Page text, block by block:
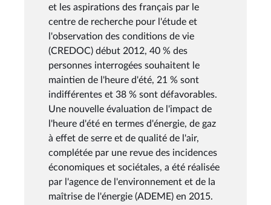
et les aspirations des français par le
centre de recherche pour l'étude et
l'observation des conditions de vie
(CREDOC) début 2012, 40 % des
personnes interrogées souhaitent le
maintien de l'heure d'été, 21 % sont
indifférentes et 38 % sont défavorables.
Une nouvelle évaluation de l'impact de
l'heure d'été en termes d'énergie, de gaz
à effet de serre et de qualité de l'air,
complétée par une revue des incidences
économiques et sociétales, a été réalisée
par l'agence de l'environnement et de la
maîtrise de l'énergie (ADEME) en 2015.